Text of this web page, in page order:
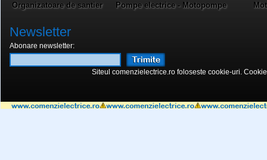
Organizatoare de santier Pompe electrice - Motopompe
Newsletter
Abonare newsletter:
Siteul comenzielectrice.ro foloseste cookie-uri.